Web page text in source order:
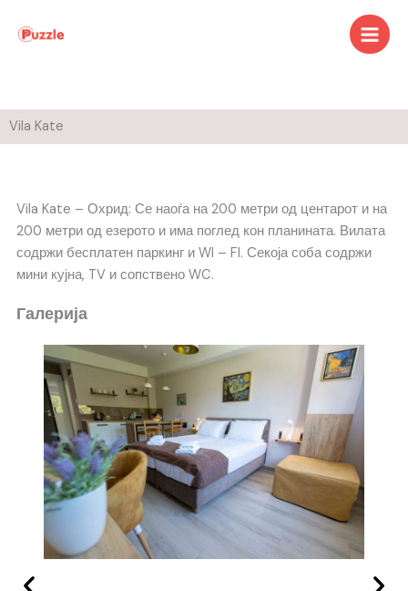
Vila Kate
Vila Kate – Охрид: Се наоѓа на 200 метри од центарот и на
200 метри од езерото и има поглед кон планината. Вилата
содржи бесплатен паркинг и WI – FI. Секоја соба содржи
мини кујна, TV и сопствено WC.
Галерија